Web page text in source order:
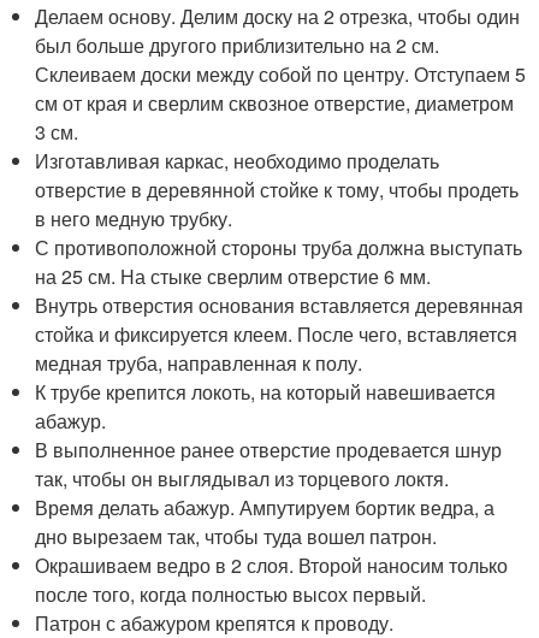
Делаем основу. Делим доску на 2 отрезка, чтобы один
был больше другого приблизительно на 2 см.
Склеиваем доски между собой по центру. Отступаем 5
см от края и сверлим сквозное отверстие, диаметром
3 см.
Изготавливая каркас, необходимо проделать
отверстие в деревянной стойке к тому, чтобы продеть
в него медную трубку.
С противоположной стороны труба должна выступать
на 25 см. На стыке сверлим отверстие 6 мм.
Внутрь отверстия основания вставляется деревянная
стойка и фиксируется клеем. После чего, вставляется
медная труба, направленная к полу.
К трубе крепится локоть, на который навешивается
абажур.
В выполненное ранее отверстие продевается шнур
так, чтобы он выглядывал из торцевого локтя.
Время делать абажур. Ампутируем бортик ведра, а
дно вырезаем так, чтобы туда вошел патрон.
Окрашиваем ведро в 2 слоя. Второй наносим только
после того, когда полностью высох первый.
Патрон с абажуром крепятся к проводу.